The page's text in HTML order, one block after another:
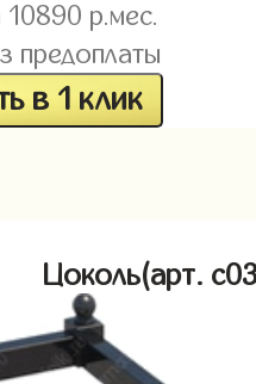
10890 р.мес.
предоплаты
в 1 клик
Цоколь(арт.